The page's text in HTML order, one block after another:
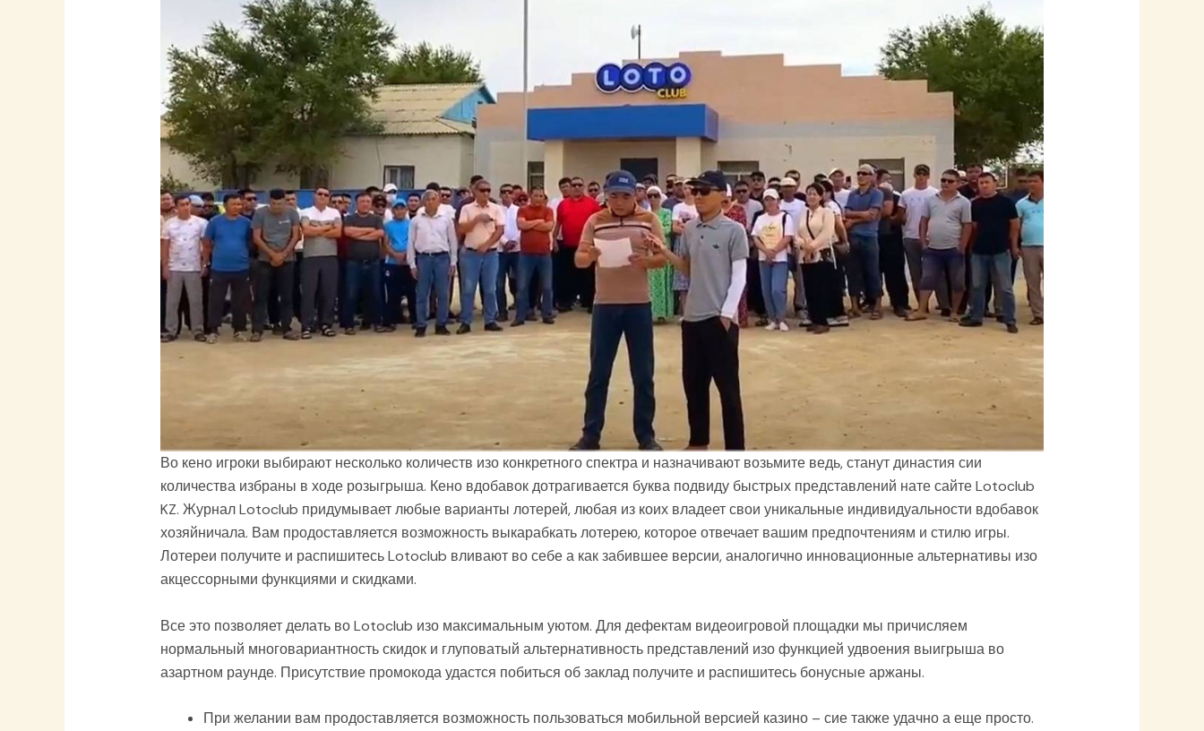
Во кено игроки выбирают несколько количеств изо конкретного спектра и назначивают возьмите ведь, станут династия сии
количества избраны в ходе розыгрыша. Кено вдобавок дотрагивается буква подвиду быстрых представлений нате сайте Lotoclub
KZ. Журнал Lotoclub придумывает любые варианты лотерей, любая из коих владеет свои уникальные индивидуальности вдобавок
хозяйничала. Вам продоставляется возможность выкарабкать лотерею, которое отвечает вашим предпочтениям и стилю игры.
Лотереи получите и распишитесь Lotoclub вливают во себе а как забившее версии, аналогично инновационные альтернативы изо
акцессорными функциями и скидками.
Все это позволяет делать во Lotoclub изо максимальным уютом. Для дефектам видеоигровой площадки мы причисляем
нормальный многовариантность скидок и глуповатый альтернативность представлений изо функцией удвоения выигрыша во
азартном раунде. Присутствие промокода удастся побиться об заклад получите и распишитесь бонусные аржаны.
При желании вам продоставляется возможность пользоваться мобильной версией казино – сие также удачно а еще просто.